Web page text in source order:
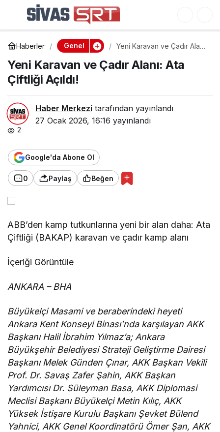
Haberler Genel
Yeni Karavan ve Çadır Alanı:
Yeni Karavan ve Çadır Alanı: Ata
Çiftliği Açıldı!
Haber Merkezi tarafından yayınlandı
27 Ocak 2026, 16:16 yayınlandı
2
Google'da Abone Ol
0 Paylaş Beğen
ABB’den kamp tutkunlarına yeni bir alan daha: Ata
Çiftliği (BAKAP) karavan ve çadır kamp alanı
İçeriği Görüntüle
ANKARA – BHA
Büyükelçi Masami ve beraberindeki heyeti
Ankara Kent Konseyi Binası’nda karşılayan AKK
Başkanı Halil İbrahim Yılmaz’a; Ankara
Büyükşehir Belediyesi Strateji Geliştirme Dairesi
Başkanı Melek Günden Çınar, AKK Başkan Vekili
Prof. Dr. Savaş Zafer Şahin, AKK Başkan
Yardımcısı Dr. Süleyman Basa, AKK Diplomasi
Meclisi Başkanı Büyükelçi Metin Kılıç, AKK
Yüksek İstişare Kurulu Başkanı Şevket Bülend
Yahnici, AKK Genel Koordinatörü Ömer Şan, AKK
Yeni Karavan ve Çadır